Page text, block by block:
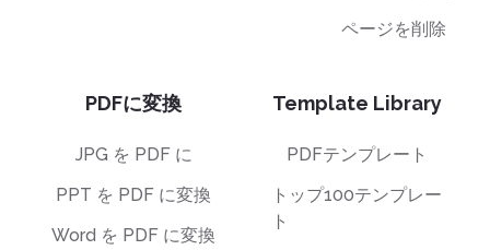
ページを削除
PDFに変換
JPG を PDF に
PPT を PDF に変換
Word を PDF に変換
Template Library
PDFテンプレート
トップ100テンプレー
ト